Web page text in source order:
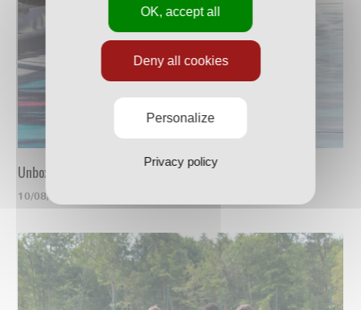
Unboxing du nouveau maillot
10/08/2023
OK, accept all
Deny all cookies
Personalize
Privacy policy